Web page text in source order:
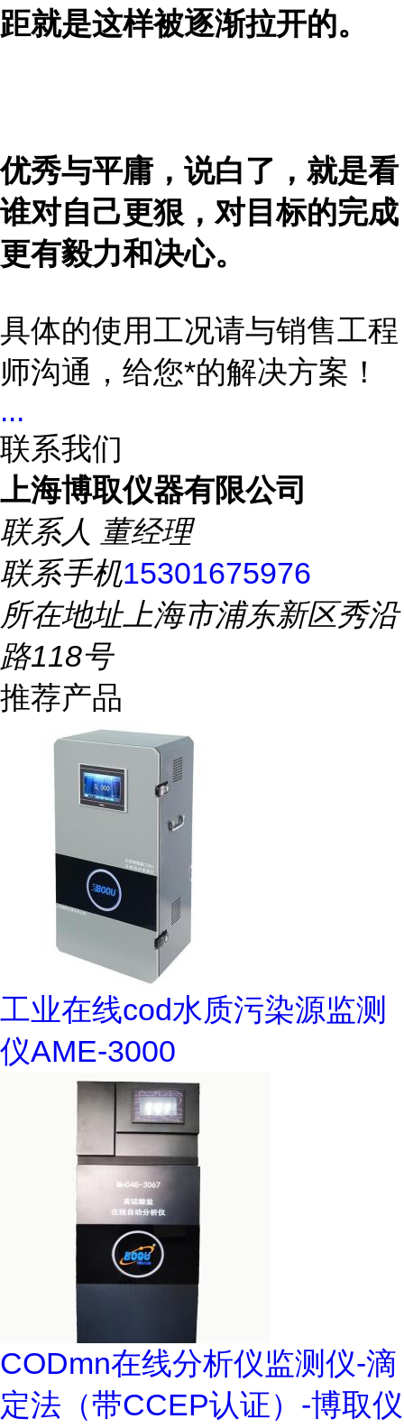
距就是这样被逐渐拉开的。
优秀与平庸，说白了，就是看
谁对自己更狠，对目标的完成
更有毅力和决心。
具体的使用工况请与销售工程
师沟通，给您*的解决方案！
...
联系我们
上海博取仪器有限公司
联系人 董经理
联系手机15301675976
所在地址上海市浦东新区秀沿
路118号
推荐产品
工业在线cod水质污染源监测
仪AME-3000
CODmn在线分析仪监测仪-滴
定法（带CCEP认证）-博取仪